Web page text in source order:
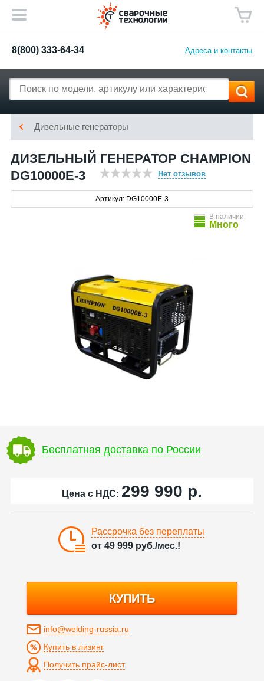
8(800) 333-64-34 Адреса и контакты
Дизельные генераторы
ДИЗЕЛЬНЫЙ ГЕНЕРАТОР CHAMPION
DG10000E-3
Нет отзывов
Артикул: DG10000E-3
В наличии:
Много
Бесплатная доставка по России
Цена с НДС: 299 990 р.
Рассрочка без переплаты
от 49 999 руб./мес.!
КУПИТЬ
info@welding-russia.ru
Купить в лизинг
Получить прайс-лист